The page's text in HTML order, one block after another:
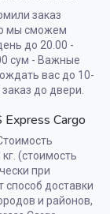
заказ
мы сможем
до 20.00 -
сум - Важные
вас до 10-
до двери.
Cargo
(стоимость
при
способ доставки
и районов,